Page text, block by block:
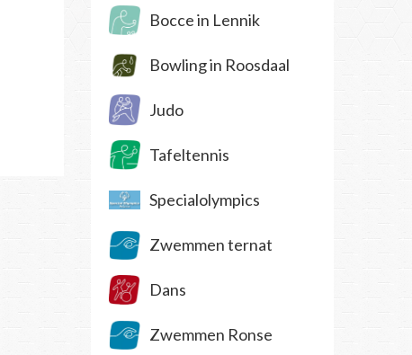
Bocce in Lennik
Bowling in Roosdaal
Judo
Tafeltennis
Specialolympics
Zwemmen ternat
Dans
Zwemmen Ronse